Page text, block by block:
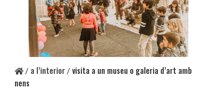
/ a l’interior / visita a un museu o galeria d’art amb
nens